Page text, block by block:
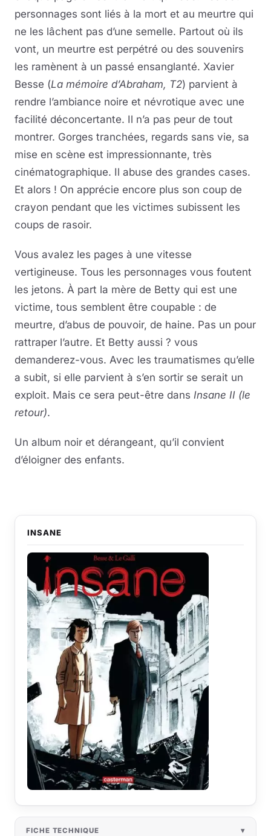
personnages sont liés à la mort et au meurtre qui
ne les lâchent pas d’une semelle. Partout où ils
vont, un meurtre est perpétré ou des souvenirs
les ramènent à un passé ensanglanté. Xavier
Besse (La mémoire d’Abraham, T2) parvient à
rendre l’ambiance noire et névrotique avec une
facilité déconcertante. Il n’a pas peur de tout
montrer. Gorges tranchées, regards sans vie, sa
mise en scène est impressionnante, très
cinématographique. Il abuse des grandes cases.
Et alors ! On apprécie encore plus son coup de
crayon pendant que les victimes subissent les
coups de rasoir.
Vous avalez les pages à une vitesse
vertigineuse. Tous les personnages vous foutent
les jetons. À part la mère de Betty qui est une
victime, tous semblent être coupable : de
meurtre, d’abus de pouvoir, de haine. Pas un pour
rattraper l’autre. Et Betty aussi ? vous
demanderez-vous. Avec les traumatismes qu’elle
a subit, si elle parvient à s’en sortir se serait un
exploit. Mais ce sera peut-être dans Insane II (le
retour).
Un album noir et dérangeant, qu’il convient
d’éloigner des enfants.
INSANE
FICHE TECHNIQUE